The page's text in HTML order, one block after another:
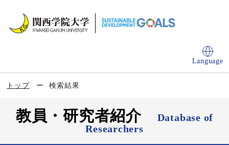
Language
トップ 検索結果
教員・研究者紹介
Database of
Researchers